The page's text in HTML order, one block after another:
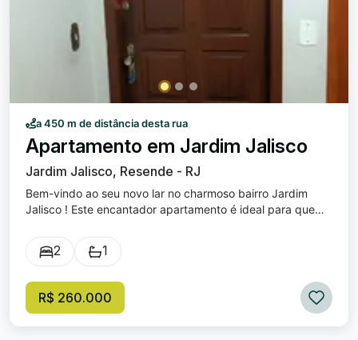
a 450 m de distância desta rua
Apartamento em Jardim Jalisco
Jardim Jalisco, Resende - RJ
Bem-vindo ao seu novo lar no charmoso bairro Jardim
Jalisco ! Este encantador apartamento é ideal para quem
Salas: 1 Vagas: 1. Perfeito para quem deseja morar em um
bairro tranquilo, você estará próximo de todas as
de toda a comodidade que um apartamento pode
proporcionar. Não perca a oportunidade de adquirir este
2 1
R$ 260.000